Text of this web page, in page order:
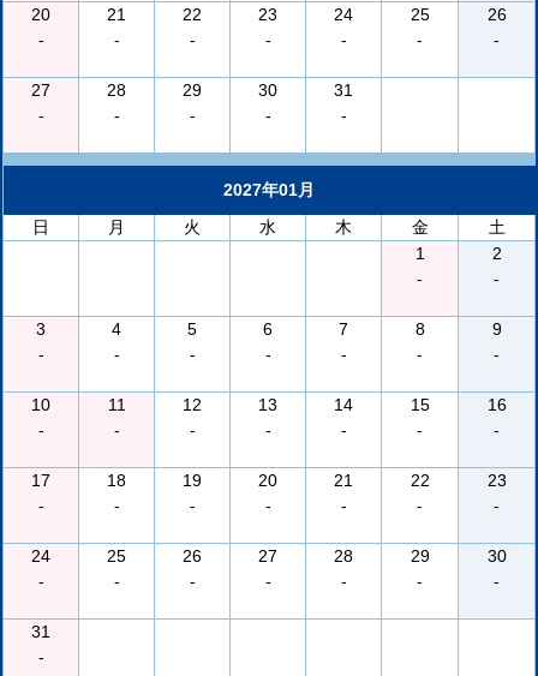
20
-
21
-
22
-
23
-
24
-
25
-
26
-
27
-
28
-
29
-
30
-
31
-
2027年01月
日
月 火 水 木 金
土
1
-
2
-
3
-
4
-
5
-
6
-
7
-
8
-
9
-
10
-
11
-
12
-
13
-
14
-
15
-
16
-
17
-
18
-
19
-
20
-
21
-
22
-
23
-
24
-
25
-
26
-
27
-
28
-
29
-
30
-
31
-